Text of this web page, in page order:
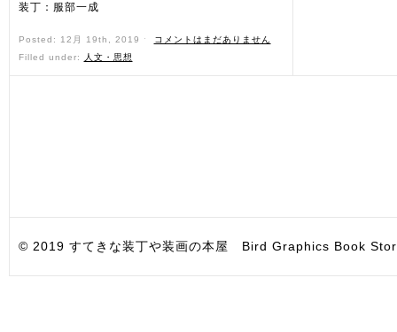
装丁：服部一成
Posted: 12月 19th, 2019 ˑ
コメントはまだありません
Filled under:
人文・思想
© 2019 すてきな装丁や装画の本屋 Bird Graphics Book